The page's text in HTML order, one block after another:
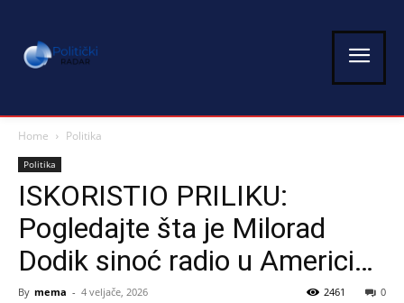
Home Politika
Politika
ISKORISTIO PRILIKU:
Pogledajte šta je Milorad
Dodik sinoć radio u Americi…
By mema - 4 veljače, 2026 0
2461